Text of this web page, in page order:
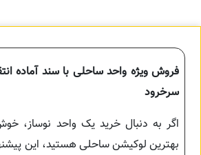
فروش ویژه واحد ساحلی با سند آماده
سرخرود
اگر به دنبال خرید یک واحد نوساز،
بهترین لوکیشن ساحلی هستید، این